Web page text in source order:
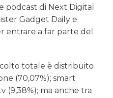
podcast di Next Digital
Gadget Daily e
entrare a far parte del
totale è distribuito
(70,07%); smart
(9,38%); ma anche tra